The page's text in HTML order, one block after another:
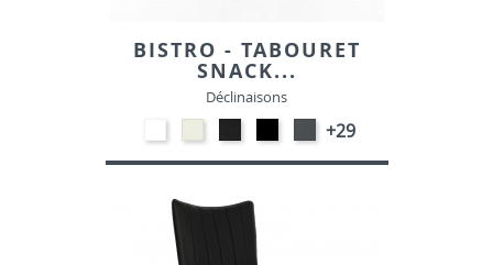
BISTRO - TABOURET
SNACK...
Déclinaisons
BLANCM391M301
-
NOIR
EP72
-
GRAPHITE
+29